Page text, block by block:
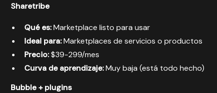
Sharetribe
Qué es:Marketplace listo para usar
Ideal para:Marketplaces de servicios o productos
Precio:$39-299/mes
Curva de aprendizaje:Muy baja (está todo hecho)
Bubble + plugins